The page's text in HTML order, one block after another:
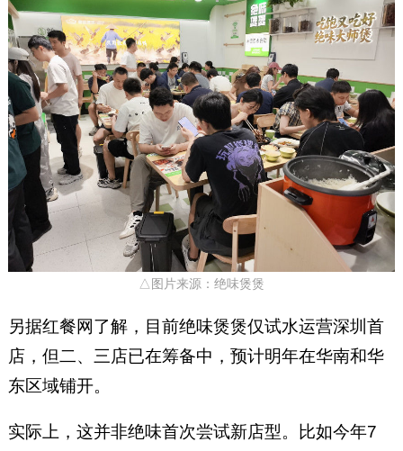
△图片来源：绝味煲煲
另据红餐网了解，目前绝味煲煲仅试水运营深圳首
店，但二、三店已在筹备中，预计明年在华南和华
东区域铺开。
实际上，这并非绝味首次尝试新店型。比如今年7